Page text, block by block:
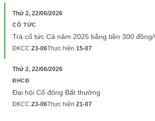
Thứ 2, 22/06/2026
CỔ TỨC
Trả cổ tức Cả năm 2025 bằng tiền 300 đồng/
ĐKCC 23-06Thực hiện 15-07
Thứ 2, 22/06/2026
ĐHCĐ
Đại hội Cổ đông Bất thường
ĐKCC 23-06Thực hiện 21-07